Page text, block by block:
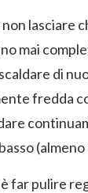
lasciare
mai
di
fredda
far pulire